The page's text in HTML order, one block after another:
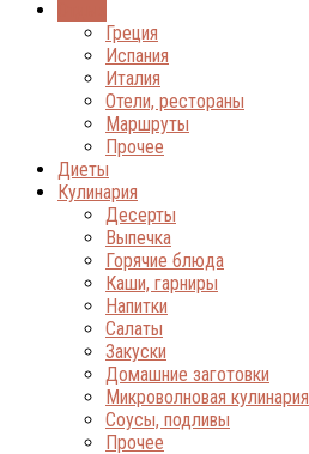
Греция
Испания
Италия
Отели, рестораны
Маршруты
Прочее
Диеты
Кулинария
Десерты
Выпечка
Горячие блюда
Каши, гарниры
Напитки
Салаты
Закуски
Домашние заготовки
Микроволновая кулинария
Соусы, подливы
Прочее